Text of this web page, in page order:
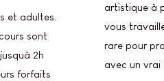
et adultes.
sont
2h
forfaits
artistique à
vous
rare pour
avec un vrai